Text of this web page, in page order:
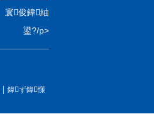
寰俊鍏紬
鍙?/p>
鍏ず鍏憡